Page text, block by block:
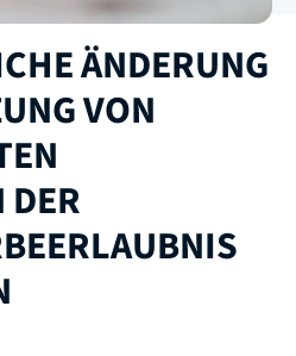
ÄNDERUNG
VON